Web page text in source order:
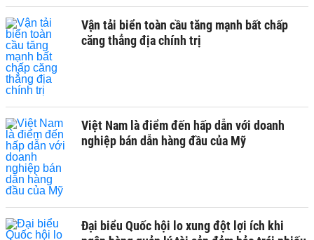
Vận tải biển toàn cầu tăng mạnh bất chấp
căng thẳng địa chính trị
Việt Nam là điểm đến hấp dẫn với doanh
nghiệp bán dẫn hàng đầu của Mỹ
Đại biểu Quốc hội lo xung đột lợi ích khi